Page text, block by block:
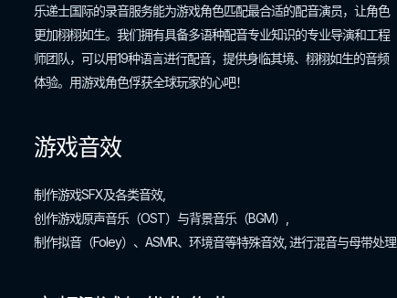
乐递士国际的录音服务能为游戏角色匹配最合适的配音演员，让角色
更加栩栩如生。我们拥有具备多语种配音专业知识的专业导演和工程
师团队，可以用19种语言进行配音，提供身临其境、栩栩如生的音频
体验。用游戏角色俘获全球玩家的心吧！​
游戏音效
制作游戏SFX及各类音效,
创作游戏原声音乐（OST）与背景音乐（BGM）,
制作拟音（Foley）、ASMR、环境音等特殊音效, 进行混音与母带处理